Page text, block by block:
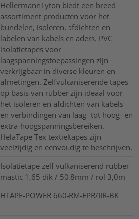
HellermannTyton biedt een breed
assortiment producten voor het
bundelen, isoleren, afdichten en
labelen van kabels en aders. PVC
isolatietapes voor
laagspanningstoepassingen zijn
verkrijgbaar in diverse kleuren en
afmetingen. Zelfvulcaniserende tapes
op basis van rubber zijn ideaal voor
het isoleren en afdichten van kabels
en verbindingen van laag- tot hoog- en
extra-hoogspanningsbereiken.
HelaTape Tex textieltapes zijn
veelzijdig en eenvoudig te beschrijven.
Isolatietape zelf vulkaniserend rubber
mastic 1,65 dik / 50,8mm / rol 3,0m
HTAPE-POWER 660-RM-EPR/IIR-BK